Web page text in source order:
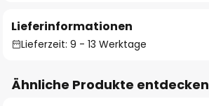
Lieferinformationen
Lieferzeit: 9 - 13 Werktage
Ähnliche Produkte entdecken